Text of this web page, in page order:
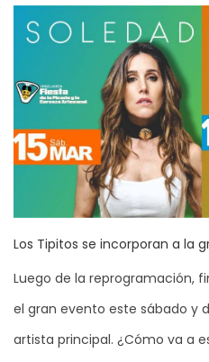
Los Tipitos se incorporan a la
Luego de la reprogramación,
el gran evento este sábado y
artista principal. ¿Cómo va a